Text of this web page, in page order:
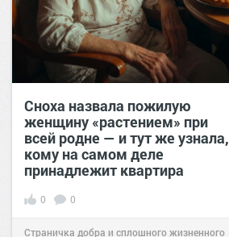
Сноха назвала пожилую
женщину «растением» при
всей родне — и тут же узнала,
кому на самом деле
принадлежит квартира
0 0
Страничка добра и сплошного жизненного